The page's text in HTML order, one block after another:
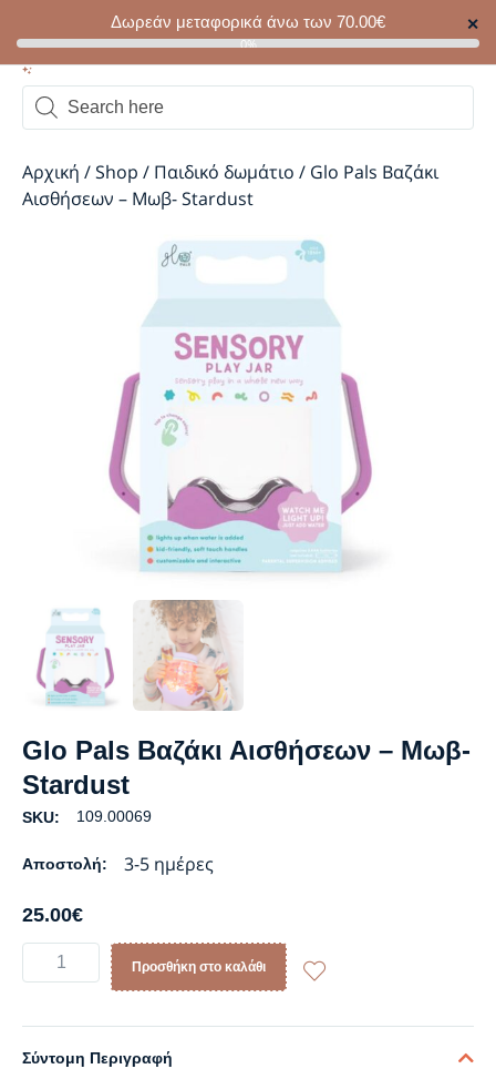
Δωρεάν μεταφορικά άνω των 70.00€ ✕
0%
Αρχική /Shop / Παιδικό δωμάτιο / Glo Pals Βαζάκι
Αισθήσεων – Μωβ- Stardust
Glo Pals Βαζάκι Αισθήσεων – Μωβ-
Stardust
SKU: 109.00069
Αποστολή: 3-5 ημέρες
25.00€
Προσθήκη στο καλάθι
Σύντομη Περιγραφή